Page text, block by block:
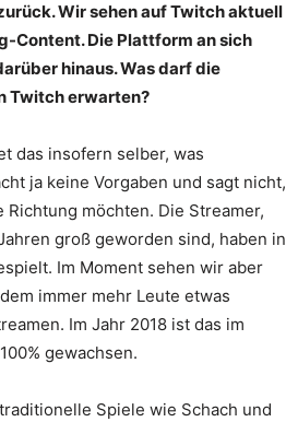
Wir sehen auf Twitch aktuell
Content. Die Plattform an sich
hinaus. Was darf die
Twitch erwarten?
das insofern selber, was
ja keine Vorgaben und sagt nicht,
möchten. Die Streamer,
groß geworden sind, haben in
Im Moment sehen wir aber
immer mehr Leute etwas
Im Jahr 2018 ist das im
gewachsen.
Spiele wie Schach und